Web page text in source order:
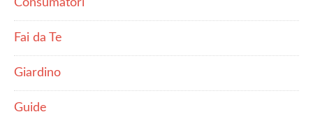
Consumatori
Fai da Te
Giardino
Guide